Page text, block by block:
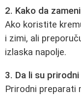
2. Kako da
Ako koristite
i zimi, ali
izlaska napolje.
3. Da li su
Prirodni preparati